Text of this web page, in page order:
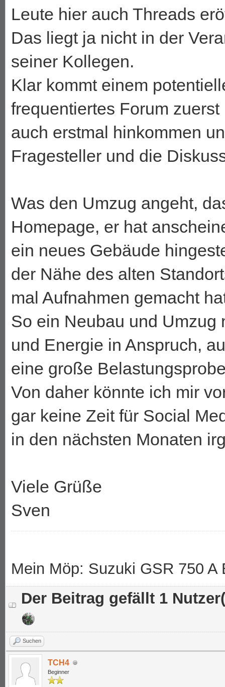
Leute hier auch Threads
Das liegt ja nicht in der
seiner Kollegen.
Klar kommt einem
frequentiertes Forum
auch erstmal hinkommen
Fragesteller und die
Was den Umzug angeht,
Homepage, er hat
ein neues Gebäude
der Nähe des alten
mal Aufnahmen gemacht
So ein Neubau und
und Energie in Anspruch,
eine große
Von daher könnte ich mir
gar keine Zeit für Social
in den nächsten Monaten
Viele Grüße
Sven
Mein Möp: Suzuki GSR 750 A
Der Beitrag gefällt 1
Suchen
TCH4
Beginner